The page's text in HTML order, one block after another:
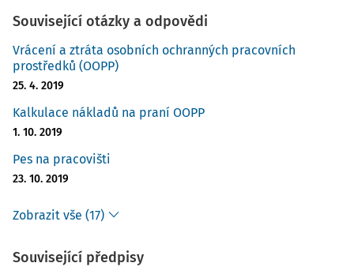
Související otázky a odpovědi
Vrácení a ztráta osobních ochranných pracovních
prostředků (OOPP)
25. 4. 2019
Kalkulace nákladů na praní OOPP
1. 10. 2019
Pes na pracovišti
23. 10. 2019
Zobrazit vše (17)
Související předpisy